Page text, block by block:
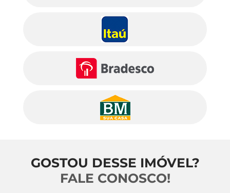
GOSTOU DESSE IMÓVEL?
FALE CONOSCO!